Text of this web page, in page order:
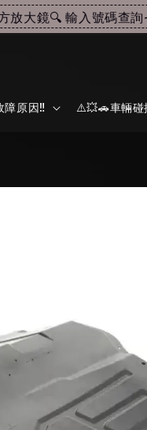
大鏡🔍 輸入號碼查詢~~
障原因‼️ ⚠️💥🚗車輛碰